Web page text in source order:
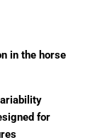
in the horse
for